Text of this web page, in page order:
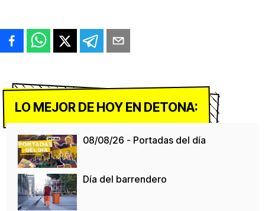
LO MEJOR DE HOY EN DETONA:
08/08/26 - Portadas del día
Día del barrendero